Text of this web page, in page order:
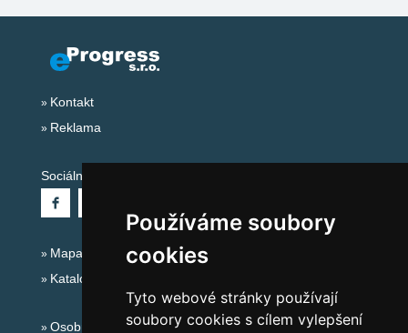
Používáme soubory
cookies
Tyto webové stránky používají
soubory cookies s cílem vylepšení
Kontakt
Reklama
Sociální sítě:
Mapa serveru Alpy - Německo
Katalog ubytování
Osobní údaje